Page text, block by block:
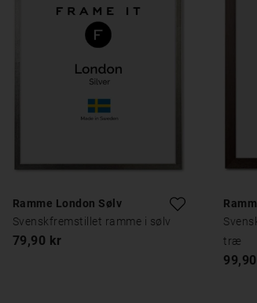
Ramme London Sølv
Svenskfremstillet ramme i sølv
79,90 kr
træ